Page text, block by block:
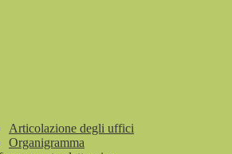
Articolazione degli uffici
Organigramma